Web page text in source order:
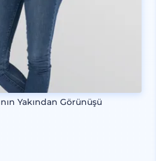
Yakından Görünüşü